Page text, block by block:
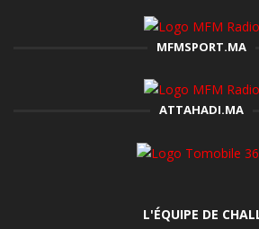
MFMSPORT.MA
ATTAHADI.MA
L'ÉQUIPE DE